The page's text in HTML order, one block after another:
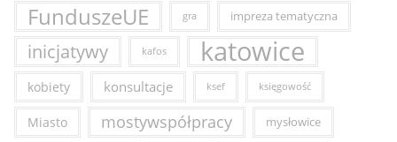
FunduszeUE
gra impreza tematyczna
inicjatywy kafos katowice
kobiety konsultacje ksef księgowość
Miasto mostywspółpracy mysłowice